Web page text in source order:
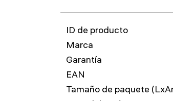
ID de producto
Marca
Garantía
EAN
Tamaño de paquete